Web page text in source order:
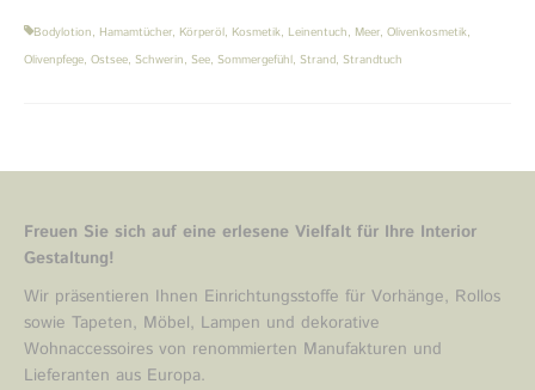
Bodylotion, Hamamtücher, Körperöl, Kosmetik, Leinentuch, Meer, Olivenkosmetik,
Olivenpfege, Ostsee, Schwerin, See, Sommergefühl, Strand, Strandtuch
Freuen Sie sich auf eine erlesene Vielfalt für Ihre Interior
Gestaltung!
Wir präsentieren Ihnen Einrichtungsstoffe für Vorhänge, Rollos
sowie Tapeten, Möbel, Lampen und dekorative
Wohnaccessoires von renommierten Manufakturen und
Lieferanten aus Europa.